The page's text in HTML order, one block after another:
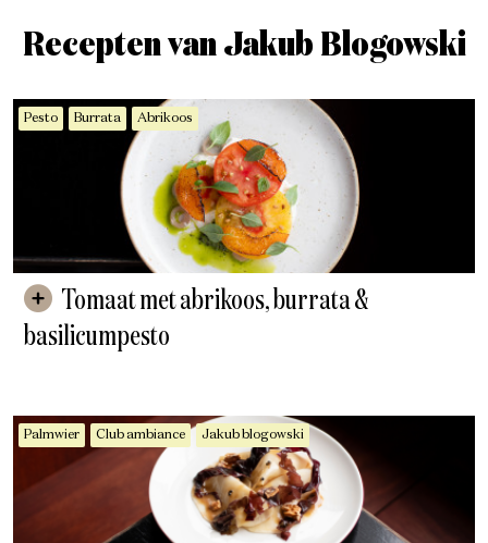
Recepten van Jakub Blogowski
Pesto Burrata Abrikoos
basilicumpesto
Palmwier Club ambiance Jakub blogowski